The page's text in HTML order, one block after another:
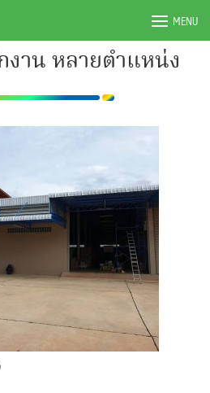
MENU
าน หลายตำแหน่ง